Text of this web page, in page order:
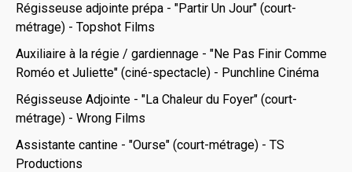
Régisseuse adjointe prépa - "Partir Un Jour" (court-
métrage) - Topshot Films
Auxiliaire à la régie / gardiennage - "Ne Pas Finir Comme
Roméo et Juliette" (ciné-spectacle) - Punchline Cinéma
Régisseuse Adjointe - "La Chaleur du Foyer" (court-
métrage) - Wrong Films
Assistante cantine - "Ourse" (court-métrage) - TS
Productions